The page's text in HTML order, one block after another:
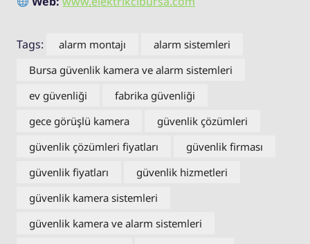
Tags: alarm montajı
alarm sistemleri
Bursa güvenlik kamera ve alarm sistemleri
ev güvenliği
fabrika güvenliği
gece görüşlü kamera
güvenlik çözümleri
güvenlik çözümleri fiyatları
güvenlik firması
güvenlik fiyatları
güvenlik hizmetleri
güvenlik kamera sistemleri
güvenlik kamera ve alarm sistemleri